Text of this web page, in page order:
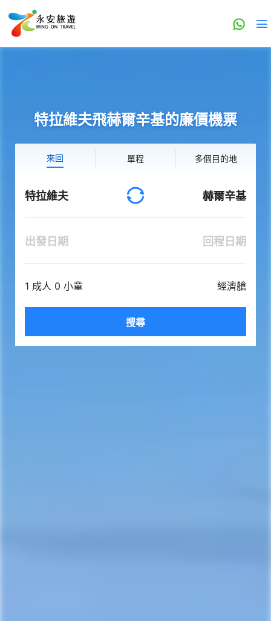
特拉維夫飛赫爾辛基的廉價機票
來回 單程 多個目的地
特拉維夫 赫爾辛基
出發日期 回程日期
1 成人 0 小童 經濟艙
搜尋